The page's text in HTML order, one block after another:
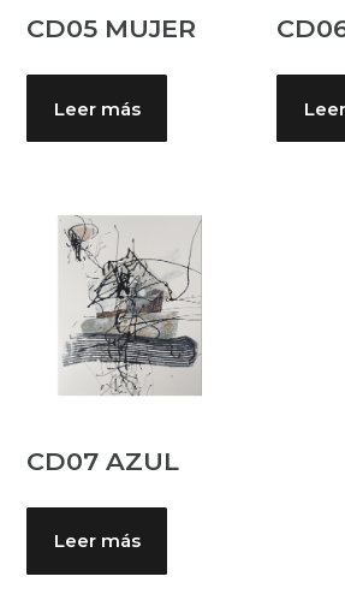
CD05 MUJER
Leer más
CD07 AZUL
Leer más